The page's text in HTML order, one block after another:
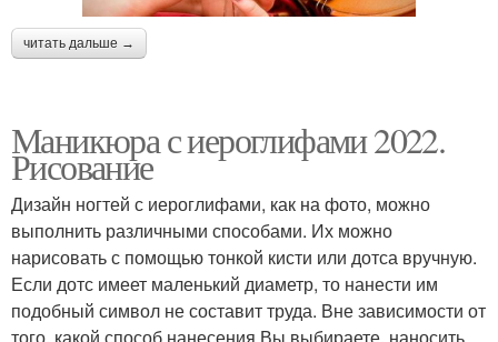
читать дальше →
Маникюра с иероглифами 2022.
Рисование
Дизайн ногтей с иероглифами, как на фото, можно
выполнить различными способами. Их можно
нарисовать с помощью тонкой кисти или дотса вручную.
Если дотс имеет маленький диаметр, то нанести им
подобный символ не составит труда. Вне зависимости от